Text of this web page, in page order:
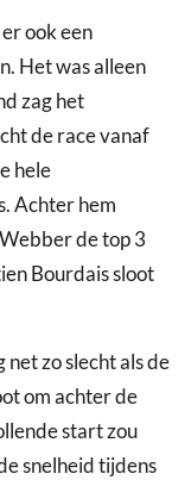
ook een
Het was alleen
zag het
de race vanaf
hele
Achter hem
de top 3
Bourdais sloot
zo slecht als de
om achter de
start zou
snelheid tijdens